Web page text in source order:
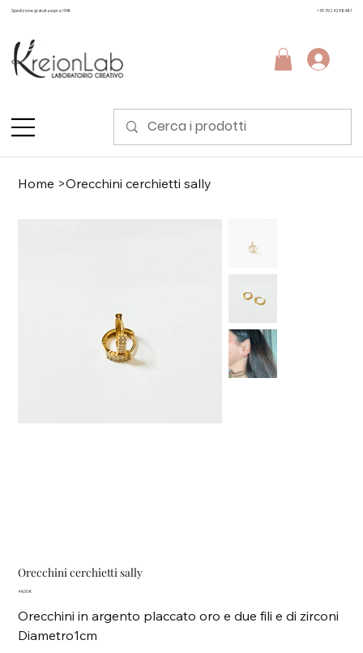
Spedizione gratuita sopra i 99€ +39 3924298481
Home >Orecchini cerchietti sally
Orecchini cerchietti sally
Prezzo
44,00 €
Orecchini in argento placcato oro e due fili e di zirconi
Diametro1cm